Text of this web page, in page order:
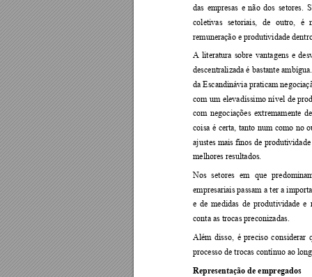
das empresas e não dos setores.
coletivas setoriais, de outro, é
remuneração e produtividade
A literatura sobre vantagens e
descentralizada é bastante
da Escandinávia praticam
com um elevadíssimo nível de
com negociações extremamente
coisa é certa, tanto num como no
ajustes mais finos de
melhores resultados.
Nos setores em que p
empresariais passam a ter a im
e de medidas de produtividade e
conta as trocas preconizadas.
Além disso, é preciso considerar
processo de trocas contínuo ao
Representação de empregados